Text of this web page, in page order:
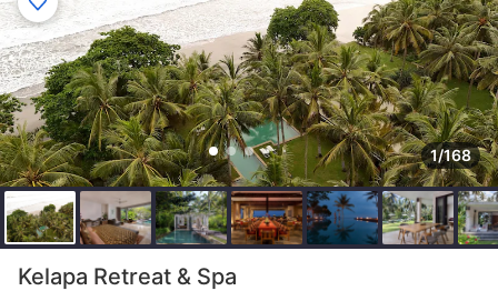
1/168
Kelapa Retreat & Spa
Tähtiluokitus 4.5 tähteä